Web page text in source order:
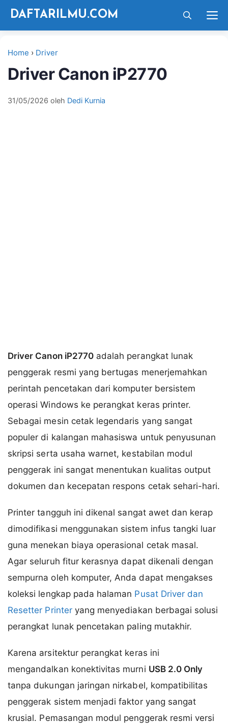
Langsung
DAFTARILMU.COM
Home › Driver
Driver Canon iP2770
31/05/2026 oleh Dedi Kurnia
Driver Canon iP2770adalah perangkat lunak
penggerak resmi yang bertugas menerjemahkan
perintah pencetakan dari komputer bersistem
operasi Windows ke perangkat keras printer.
Sebagai mesin cetak legendaris yang sangat
populer di kalangan mahasiswa untuk penyusunan
skripsi serta usaha warnet, kestabilan modul
penggerak ini sangat menentukan kualitas output
dokumen dan kecepatan respons cetak sehari-hari.
Printer tangguh ini dikenal sangat awet dan kerap
dimodifikasi menggunakan sistem infus tangki luar
guna menekan biaya operasional cetak masal.
Agar seluruh fitur kerasnya dapat dikenali dengan
sempurna oleh komputer, Anda dapat mengakses
koleksi lengkap pada halaman Pusat Driver dan
Resetter Printeryang menyediakan berbagai solusi
perangkat lunak pencetakan paling mutakhir.
Karena arsitektur perangkat keras ini
mengandalkan konektivitas murni USB 2.0 Only
tanpa dukungan jaringan nirkabel, kompatibilitas
penggerak sistem menjadi faktor yang sangat
krusial. Pemasangan modul penggerak resmi versi